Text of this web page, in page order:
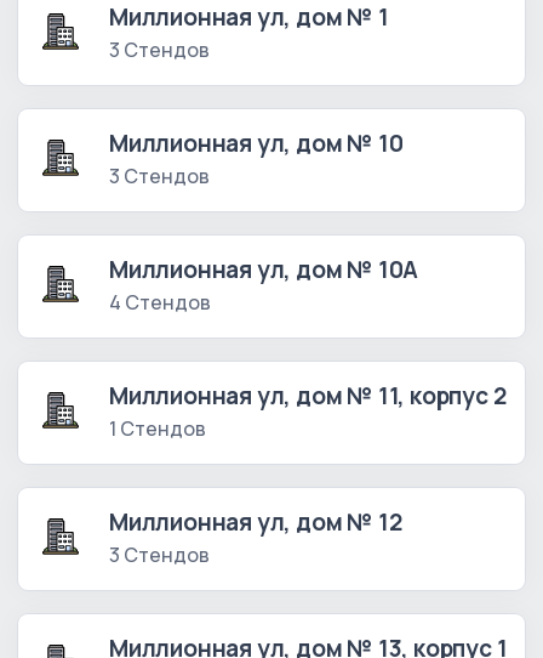
Миллионная ул, дом № 1
3 Стендов
Миллионная ул, дом № 10
3 Стендов
Миллионная ул, дом № 10А
4 Стендов
Миллионная ул, дом № 11, корпус 2
1 Стендов
Миллионная ул, дом № 12
3 Стендов
Миллионная ул, дом № 13, корпус 1